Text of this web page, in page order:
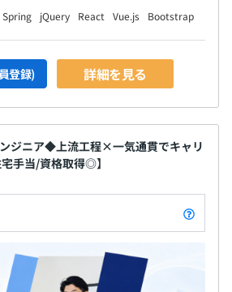
択、オブジェクト指向、ウォーター
、Zabbix
Spring jQuery React Vue.js Bootstrap
登録) 詳細を見る
ジニア◆上流工程×一気通貫でキャリ
手当/資格取得◎】